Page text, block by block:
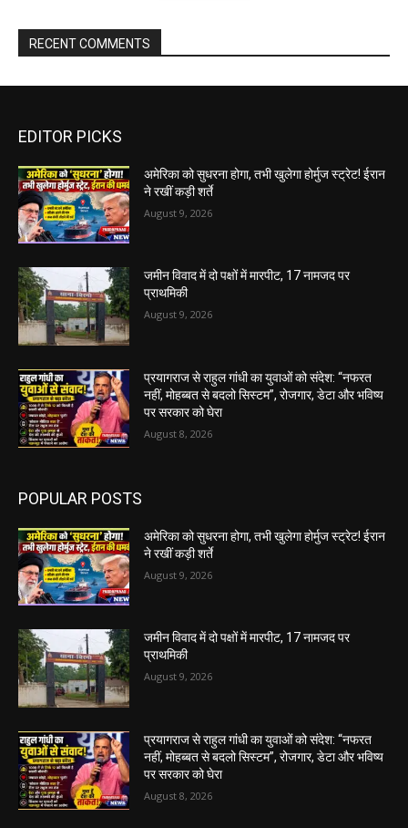
RECENT COMMENTS
EDITOR PICKS
अमेरिका को सुधरना होगा, तभी खुलेगा होर्मुज स्ट्रेट! ईरान
ने रखीं कड़ी शर्ते
August 9, 2026
जमीन विवाद में दो पक्षों में मारपीट, 17 नामजद पर
प्राथमिकी
August 9, 2026
प्रयागराज से राहुल गांधी का युवाओं को संदेश: “नफरत
नहीं, मोहब्बत से बदलो सिस्टम”, रोजगार, डेटा और भविष्य
पर सरकार को घेरा
August 8, 2026
POPULAR POSTS
अमेरिका को सुधरना होगा, तभी खुलेगा होर्मुज स्ट्रेट! ईरान
ने रखीं कड़ी शर्ते
August 9, 2026
जमीन विवाद में दो पक्षों में मारपीट, 17 नामजद पर
प्राथमिकी
August 9, 2026
प्रयागराज से राहुल गांधी का युवाओं को संदेश: “नफरत
नहीं, मोहब्बत से बदलो सिस्टम”, रोजगार, डेटा और भविष्य
पर सरकार को घेरा
August 8, 2026